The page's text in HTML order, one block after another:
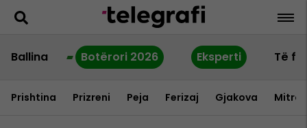
Ballina Botërori 2026 Eksperti Të
Prishtina Prizreni Peja Ferizaj Gjakova